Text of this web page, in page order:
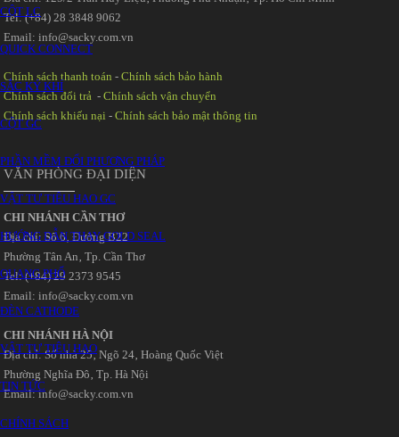
CỘT LC
QUICK CONNECT
SẮC KÝ KHÍ
CỘT GC
PHẦN MỀM ĐỔI PHƯƠNG PHÁP
VẬT TƯ TIÊU HAO GC
HƯỚNG DẪN THAY GOLD SEAL
QUANG PHỔ
ĐÈN CATHODE
VẬT TƯ TIÊU HAO
TIN TỨC
CHÍNH SÁCH
Tel: (+84) 28 3848 9062
Email: info@sacky.com.vn
Chính sách thanh toán -Chính sách bảo hành
Chính sách đổi trả -Chính sách vận chuyển
Chính sách khiếu nại -Chính sách bảo mật thông tin
VĂN PHÒNG ĐẠI DIỆN
CHI NHÁNH CẦN THƠ
Địa chỉ: Số 6‚ Đường B22
Phường Tân An‚ Tp. Cần Thơ
Tel: (+84) 29 2373 9545
Email: info@sacky.com.vn
CHI NHÁNH HÀ NỘI
Địa chỉ: Số nhà 25‚ Ngõ 24‚ Hoàng Quốc Việt
Phường Nghĩa Đô‚ Tp. Hà Nội
Email: info@sacky.com.vn